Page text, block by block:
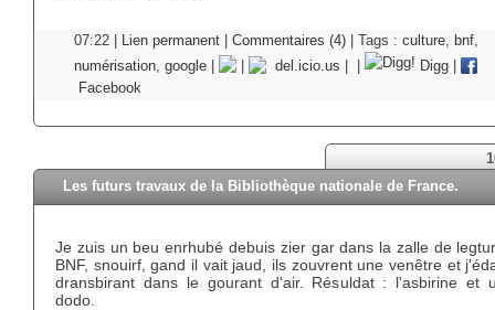
07:22 | Lien permanent Commentaires (4) | Tags : culture, bnf,
numérisation, google del.icio.us Digg
Facebook
Les futurs travaux de la Bibliothèque nationale de France.
Je zuis un beu enrhubé debuis zier gar dans la zalle de
BNF, snouirf, gand il vait jaud, ils zouvrent une venêtre et
dransbirant dans le gourant d'air. Résuldat : l'asbirine et
dodo.